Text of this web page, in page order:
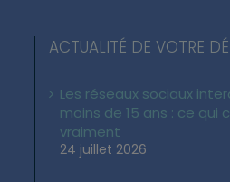
ACTUALITÉ DE VOTRE
Les réseaux sociaux
moins de 15 ans : ce qui
vraiment
24 juillet 2026